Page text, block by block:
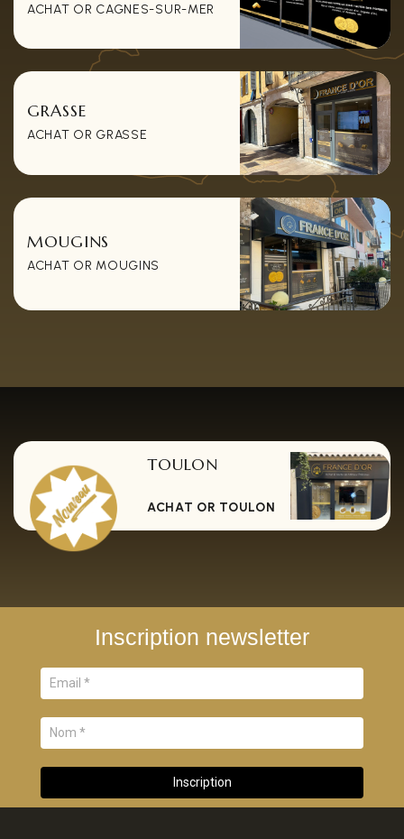
ACHAT OR CAGNES-SUR-MER
GRASSE
ACHAT OR GRASSE
MOUGINS
ACHAT OR MOUGINS
TOULON
ACHAT OR TOULON
Inscription newsletter